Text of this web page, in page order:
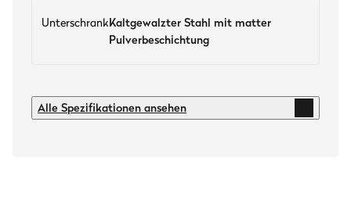
UnterschrankKaltgewalzter Stahl mit matter
Pulverbeschichtung
Brenner & Leistung
Alle Spezifikationen ansehen